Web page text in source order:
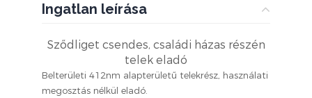
Ingatlan leírása
Sződliget csendes, családi házas részén
telek eladó
Belterületi 412nm alapterületű telekrész, használati
megosztás nélkül eladó.